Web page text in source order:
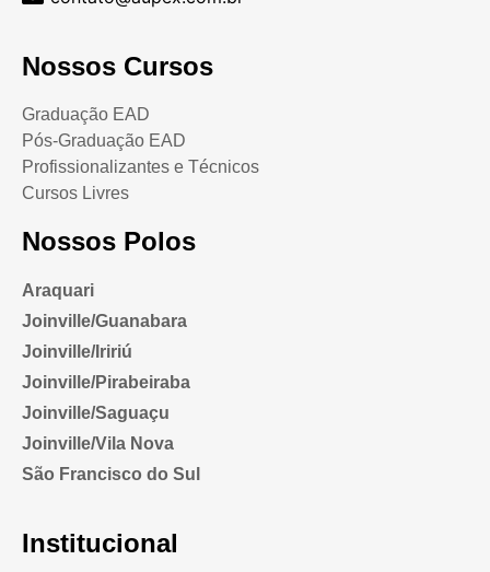
Nossos Cursos
Graduação EAD
Pós-Graduação EAD
Profissionalizantes e Técnicos
Cursos Livres
Nossos Polos
Araquari
Joinville/Guanabara
Joinville/Iririú
Joinville/Pirabeiraba
Joinville/Saguaçu
Joinville/Vila Nova
São Francisco do Sul
Institucional